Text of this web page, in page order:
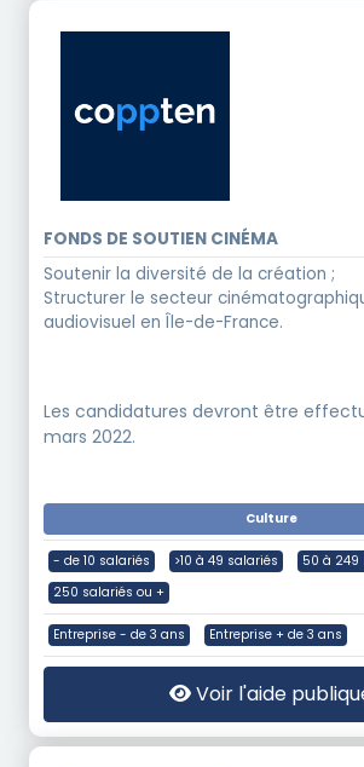
FONDS DE SOUTIEN CINÉMA
Soutenir la diversité de la création ;
Structurer le secteur
audiovisuel en Île-de-France.
Les candidatures devront être
mars 2022.
Culture
- de 10 salariés >10 à 49 salariés
50 à 249
250 salariés ou +
Entreprise - de 3 ans Entreprise + de 3 ans
Voir l'aide